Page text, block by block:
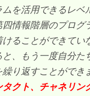
ムを活用できるレベ
四情報階層のプログ
けることができてい
と、もう一度自分た
り返すことができ
タクト、チャネリン